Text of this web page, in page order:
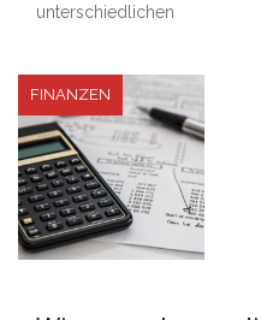
unterschiedlichen
FINANZEN